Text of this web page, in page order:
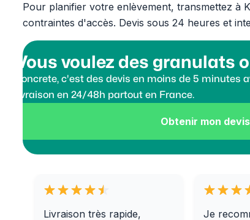
Pour planifier votre enlèvement, transmettez à
contraintes d'accès. Devis sous 24 heures et
Vous voulez des granulats
Koncrete, c'est des devis en moins de 5
livraison en 24/48h partout en France.
Obtenir mon devis
Livraison très rapide, Je